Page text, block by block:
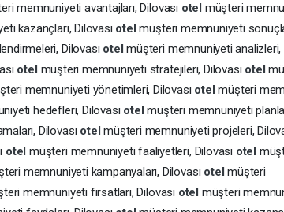
memnuniyeti avantajları, Dilovası otel müşteri
kazançları, Dilovası otelmüşteri memnuniyeti
Dilovası otelmüşteri memnuniyeti analizleri,
otel müşteri memnuniyeti stratejileri, Dilovası otel
memnuniyeti yönetimleri, Dilovası otelmüşteri
hedefleri, Dilovası otelmüşteri memnuniyeti
Dilovası otelmüşteri memnuniyeti projeleri,
otelmüşteri memnuniyeti faaliyetleri, Dilovası otel
memnuniyeti kampanyaları, Dilovası otelmüşteri
memnuniyeti fırsatları, Dilovası otel müşteri